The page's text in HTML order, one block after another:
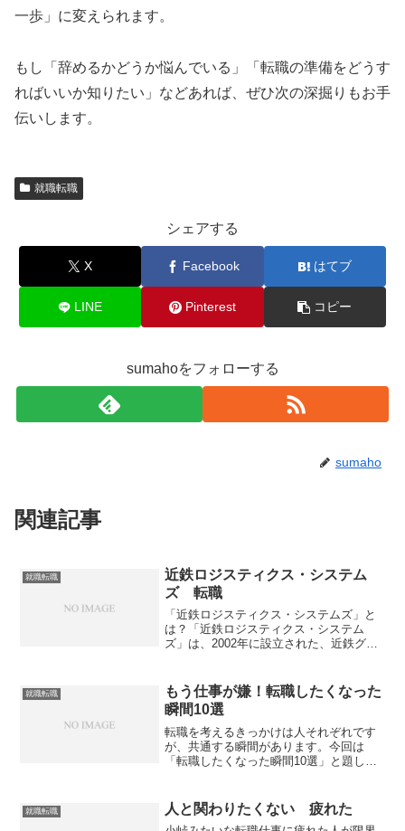
一歩」に変えられます。
もし「辞めるかどうか悩んでいる」「転職の準備をどうす
ればいいか知りたい」などあれば、ぜひ次の深掘りもお手
伝いします。
就職転職
シェアする
X Facebook はてブ
LINE Pinterest コピー
sumahoをフォローする
sumaho
関連記事
就職転職
近鉄ロジスティクス・システム
ズ 転職
「近鉄ロジスティクス・システムズ」と
は？「近鉄ロジスティクス・システム
ズ」は、2002年に設立された、近鉄グル
高品質な輸送サービスやロジスティクス
サービスを中心に展開し...
就職転職
もう仕事が嫌！転職したくなった
瞬間10選
転職を考えるきっかけは人それぞれです
が、共通する瞬間があります。今回は
「転職したくなった瞬間10選」と題し
持ちに気づき、次の一歩を踏み出すヒン
トになるかもしれません。1...
就職転職 人と関わりたくない 疲れた